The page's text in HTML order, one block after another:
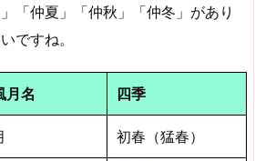
「仲夏」「仲秋」「仲冬」があり
ですね。
月名 四季
初春（猛春）